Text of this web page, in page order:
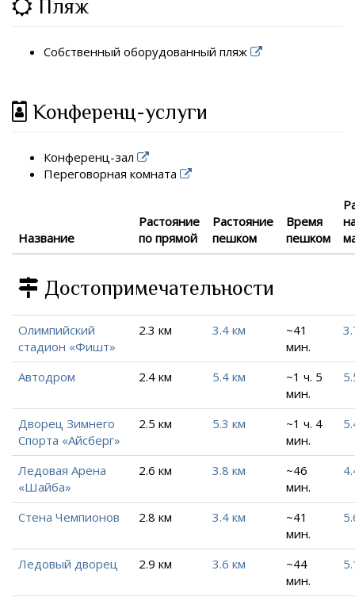
Пляж
Собственный оборудованный пляж
Конференц-услуги
Конференц-зал
Переговорная комната
Название
Растояние
по прямой
Растояние
пешком
Время
пешком
Достопримечательности
Олимпийский
стадион «Фишт»
2.3 км 3.4 км
~41
мин.
Автодром 2.4 км 5.4 км
~1 ч. 5
мин.
Дворец Зимнего
Спорта «Айсберг»
2.5 км 5.3 км
~1 ч. 4
мин.
Ледовая Арена
«Шайба»
2.6 км 3.8 км
~46
мин.
Стена Чемпионов 2.8 км 3.4 км
~41
мин.
Ледовый дворец 2.9 км 3.6 км
~44
мин.